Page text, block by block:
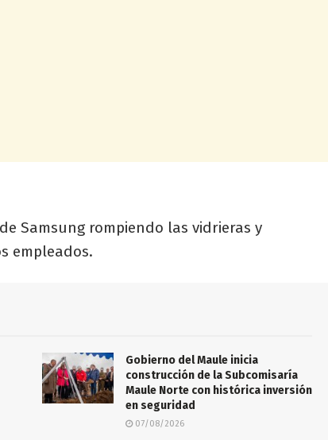
Samsung rompiendo las vidrieras y
empleados.
Gobierno del Maule inicia
construcción de la Subcomisaría
Maule Norte con histórica inversión
en seguridad
07/08/2026